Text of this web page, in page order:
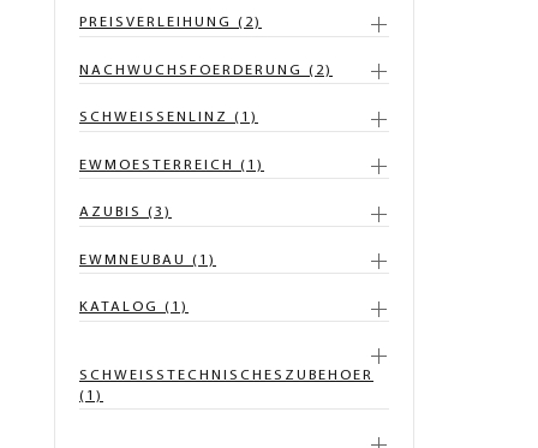
PREISVERLEIHUNG (2)
NACHWUCHSFOERDERUNG (2)
SCHWEISSENLINZ (1)
EWMOESTERREICH (1)
AZUBIS (3)
EWMNEUBAU (1)
KATALOG (1)
SCHWEISSTECHNISCHESZUBEHOER
(1)